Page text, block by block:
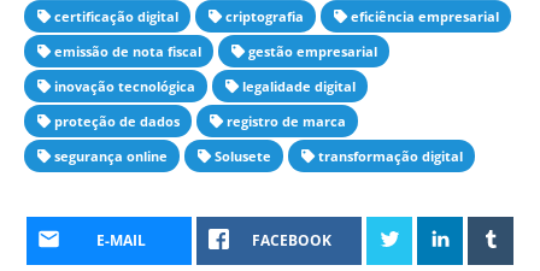
certificação digital
criptografia
eficiência empresarial
emissão de nota fiscal
gestão empresarial
inovação tecnológica
legalidade digital
proteção de dados
registro de marca
segurança online
Solusete transformação digital
E-MAIL FACEBOOK